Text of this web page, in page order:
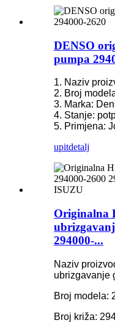
DENSO
pumpa
1. Naziv
2. Broj
3. Marka:
4. Stanje:
5. Primjena:
upitdetalj
Originalna
294000-...
Naziv
ubrizgavanje
Broj modela:
Broj križa: